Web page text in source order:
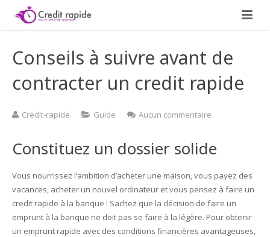
Conseils à suivre avant de
contracter un credit rapide
Credit-rapide Guide Aucun commentaire
suivre
de
contracter
un
rapide
Constituez un dossier solide
Vous nourrissez l’ambition d’acheter une maison, vous payez des
vacances, acheter un nouvel ordinateur et vous pensez à faire un
credit rapide à la banque ! Sachez que la décision de faire un
emprunt à la banque ne doit pas se faire à la légère. Pour obtenir
un emprunt rapide avec des conditions financières avantageuses,